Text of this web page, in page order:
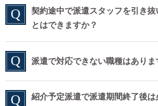
契約途中で派遣スタッフを引き
とはできますか？
派遣で対応できない職種はありま
紹介予定派遣で派遣期間終了後